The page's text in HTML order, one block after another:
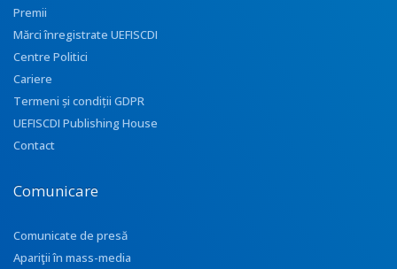
Premii
Mărci înregistrate UEFISCDI
Centre Politici
Cariere
Termeni și condiții GDPR
UEFISCDI Publishing House
Contact
Comunicare
Comunicate de presă
Apariţii în mass-media